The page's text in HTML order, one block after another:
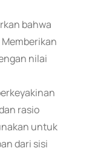
bahwa
nilai
rasio
untuk
dari sisi